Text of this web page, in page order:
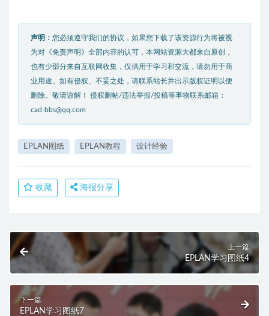
声明： 您必须遵守我们的协议，如果您下载了该资源行为将被视
为对《免责声明》全部内容的认可，本网站资源大都来自原创，
也有少部分来自互联网收集，仅供用于学习和交流，请勿用于商
业用途。如有侵权、不妥之处，请联系站长并出示版权证明以便
删除。敬请谅解！ 侵权删帖/违法举报/投稿等事物联系邮箱：
cad-bbs@qq.com
EPLAN图纸 EPLAN教程 设计经验
收藏 海报分享
上一篇
EPLAN学习图纸4
下一篇
EPLAN学习图纸7